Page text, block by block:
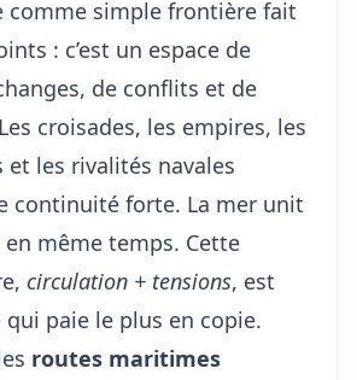
comme simple frontière fait
: c’est un espace de
de conflits et de
croisades, les empires, les
les rivalités navales
continuité forte. La mer unit
même temps. Cette
circulation + tensions, est
paie le plus en copie.
routes maritimes